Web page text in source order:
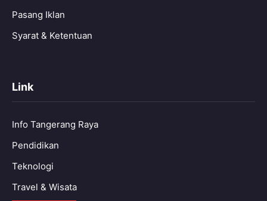
Pasang Iklan
Syarat & Ketentuan
Link
Info Tangerang Raya
Pendidikan
Teknologi
Travel & Wisata